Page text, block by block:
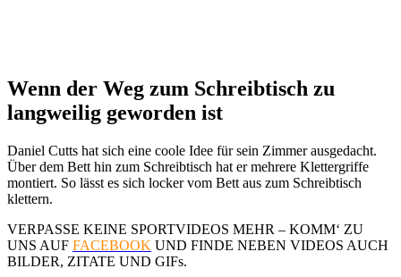
Wenn der Weg zum Schreibtisch zu
langweilig geworden ist
Daniel Cutts hat sich eine coole Idee für sein Zimmer ausgedacht.
Über dem Bett hin zum Schreibtisch hat er mehrere Klettergriffe
montiert. So lässt es sich locker vom Bett aus zum Schreibtisch
klettern.
VERPASSE KEINE SPORTVIDEOS MEHR – KOMM‘ ZU
UNS AUF FACEBOOK UND FINDE NEBEN VIDEOS AUCH
BILDER, ZITATE UND GIFs.